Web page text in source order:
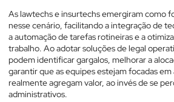
As lawtechs e insurtechs emergiram como
nesse cenário, facilitando a integração de
a automação de tarefas rotineiras e a
trabalho. Ao adotar soluções de legal
podem identificar gargalos, melhorar a
garantir que as equipes estejam focadas
realmente agregam valor, ao invés de se
administrativos.